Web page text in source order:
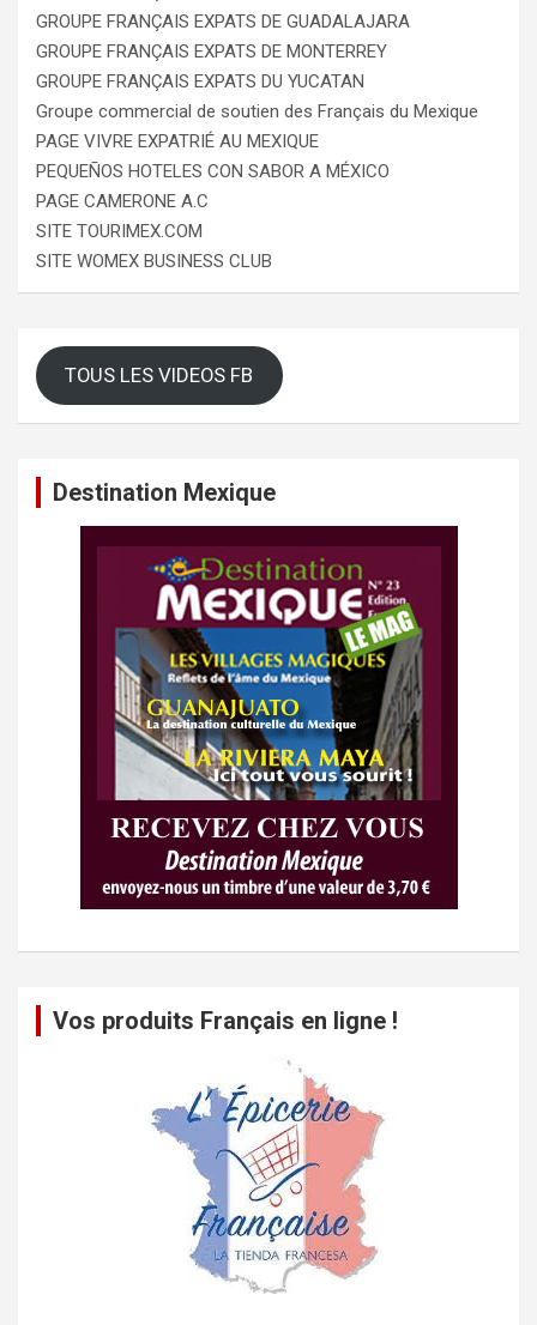
GROUPE FRANÇAIS EXPATS DE GUADALAJARA
GROUPE FRANÇAIS EXPATS DE MONTERREY
GROUPE FRANÇAIS EXPATS DU YUCATAN
Groupe commercial de soutien des Français du Mexique
PAGE VIVRE EXPATRIÉ AU MEXIQUE
PEQUEÑOS HOTELES CON SABOR A MÉXICO
PAGE CAMERONE A.C
SITE TOURIMEX.COM
SITE WOMEX BUSINESS CLUB
TOUS LES VIDEOS FB
Destination Mexique
Vos produits Français en ligne !